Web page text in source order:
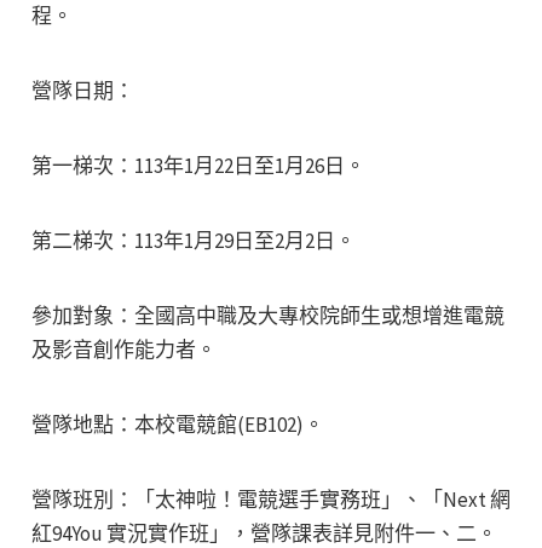
程。
營隊日期：
第一梯次：113年1月22日至1月26日。
第二梯次：113年1月29日至2月2日。
參加對象：全國高中職及大專校院師生或想增進電競
及影音創作能力者。
營隊地點：本校電競館(EB102)。
營隊班別：「太神啦！電競選手實務班」、「Next 網
紅94You 實況實作班」，營隊課表詳見附件一、二。